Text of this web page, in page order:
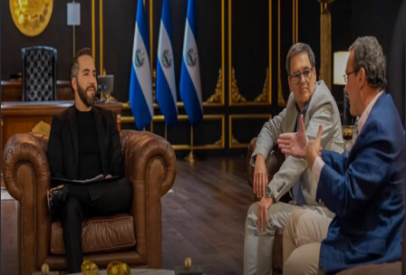
Lanzamiento de la app DoctorSV